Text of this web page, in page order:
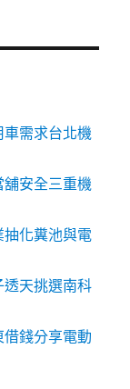
需求台北機
安全三重機
化糞池與電
天挑選南科
錢分享電動